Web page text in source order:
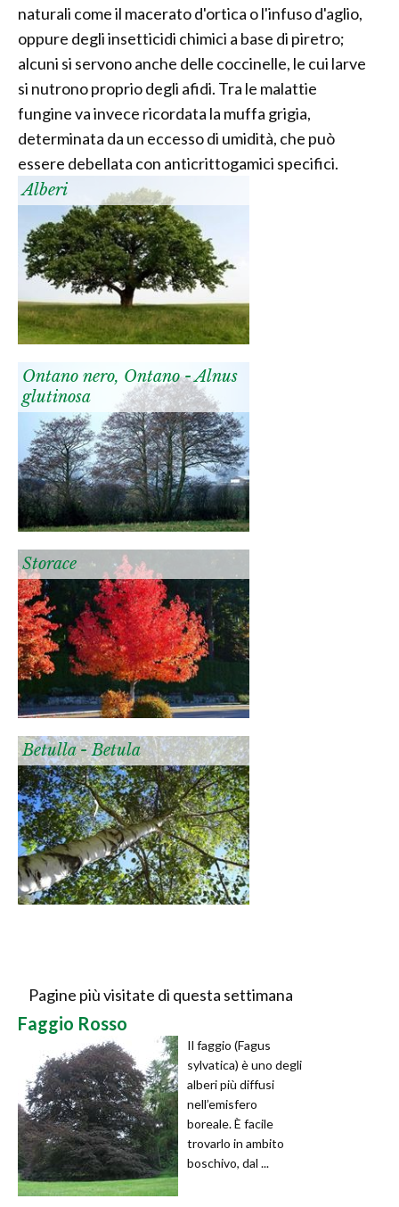
naturali come il macerato d'ortica o l'infuso d'aglio,
oppure degli insetticidi chimici a base di piretro;
alcuni si servono anche delle coccinelle, le cui larve
si nutrono proprio degli afidi. Tra le malattie
fungine va invece ricordata la muffa grigia,
determinata da un eccesso di umidità, che può
essere debellata con anticrittogamici specifici.
Alberi
Ontano nero, Ontano - Alnus
glutinosa
Storace
Betulla - Betula
Pagine più visitate di questa settimana
Faggio Rosso
Il faggio (Fagus
sylvatica) è uno degli
alberi più diffusi
nell’emisfero
boreale. È facile
trovarlo in ambito
boschivo, dal ...